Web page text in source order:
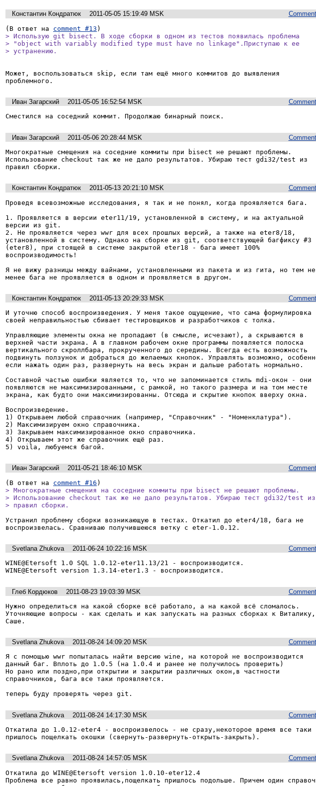
Константин Кондратюк
2011-05-05 15:19:49 MSK
(В ответ на comment #13
> Использую git bisect. В ходе сборки в одном из тестов появилась проблема
> "object with variably modified type must have no linkage".Приступаю к ее
> устранению.
Может, воспользоваться skip, если там ещё много коммитов до выявления
проблемного.
Иван Загарский
2011-05-05 16:52:54 MSK
Сместился на соседний коммит. Продолжаю бинарный поиск.
Иван Загарский
2011-05-06 20:28:44 MSK
Многократные смещения на соседние коммиты при bisect не решают проблемы.
Использование checkout так же не дало результатов. Убираю тест gdi32/test из
правил сборки.
Константин Кондратюк
2011-05-13 20:21:10 MSK
Проведя всевозможные исследования, я так и не понял, когда проявляется бага.
1. Проявляется в версии eter11/19, установленной в систему, и на актуальной
версии из git.
2. Не проявляется через wwr для всех прошлых версий, а также на eter8/18,
установленной в систему. Однако на сборке из git, соответствующей багфиксу #3
(eter8), при стоящей в системе закрытой eter18 - бага имеет 100%
воспроизводимость!
Я не вижу разницы между вайнами, установленными из пакета и из гита, но тем не
менее бага не проявляется в одном и проявляется в другом.
Константин Кондратюк
2011-05-13 20:29:33 MSK
И уточню способ воспроизведения. У меня такое ощущение, что сама формулировка
своей неправильностью сбивает тестировщиков и разработчиков с толка.
Управляющие элементы окна не пропадают (в смысле, исчезают), а скрываются в
верхней части экрана. А в главном рабочем окне программы появляется полоска
вертикального скроллбара, прокрученного до середины. Всегда есть возможность
подвинуть ползунок и добраться до желаемых кнопок. Управлять возможно,
если нажать один раз, развернуть на весь экран и дальше работать нормально.
Составной частью ошибки является то, что не запоминается стиль mdi-окон - они
появляются не максимизированными, с рамкой, но такого размера и на том месте
экрана, как будто они максимизированны. Отсюда и скрытие кнопок вверху окна.
Воспроизведение.
1) Открываем любой справочник (например, "Справочник" - "Номенклатура").
2) Максимизируем окно справочника.
3) Закрываем максимизированное окно справочника.
4) Открываем этот же справочник ещё раз.
5) voila, любуемся багой.
Иван Загарский
2011-05-21 18:46:10 MSK
(В ответ на comment #16
> Многократные смещения на соседние коммиты при bisect не решают проблемы.
> Использование checkout так же не дало результатов. Убираю тест gdi32/test из
> правил сборки.
Устранил проблему сборки возникающую в тестах. Откатил до eter4/18, бага не
воспроизвелась. Сравниваю получившеюся ветку с eter-1.0.12.
Svetlana Zhukova
2011-06-24 10:22:16 MSK
WINE@Etersoft 1.0 SQL 1.0.12-eter11.13/21 - воспроизводится.
WINE@Etersoft version 1.3.14-eter1.3 - воспроизводится.
Глеб Кордюков
2011-08-23 19:03:39 MSK
Нужно определиться на какой сборке всё работало, а на какой всё сломалось.
Уточняющие вопросы - как сделать и как запускать на разных сборках к Виталику,
Саше.
Svetlana Zhukova
2011-08-24 14:09:20 MSK
Я с помощью wwr попыталась найти версию wine, на которой не воспроизводится
данный баг. Вплоть до 1.0.5 (на 1.0.4 и ранее не получилось проверить)
Но рано или поздно,при открытии и закрытии различных окон,в частности
справочников, бага все таки проявляется.
теперь буду проверять через git.
Svetlana Zhukova
2011-08-24 14:17:30 MSK
Откатила до 1.0.12-eter4 - воспроизвелось - не сразу,некоторое время все таки
пришлось пощелкать окошки (свернуть-развернуть-открыть-закрыть).
Svetlana Zhukova
2011-08-24 14:57:05 MSK
Откатила до WINE@Etersoft version 1.0.10-eter12.4
Проблема все равно проявилась,пощелкать пришлось подольше. Причем один